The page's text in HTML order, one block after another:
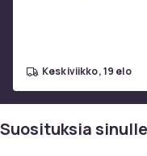
keskiviikko, 19 elo
Suosituksia sinulle